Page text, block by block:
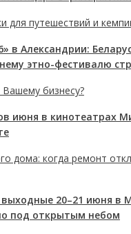
для путешествий и
в Александрии:
этно-фестивалю
бизнесу?
июня в кинотеатрах
дома: когда ремонт
20–21 июня в
под открытым небом